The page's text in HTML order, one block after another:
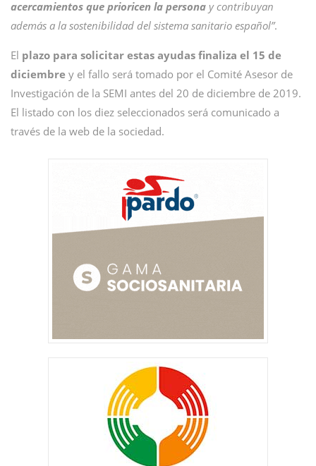
acercamientos que prioricen la persona y contribuyan
además a la sostenibilidad del sistema sanitario español”.
El plazo para solicitar estas ayudas finaliza el 15 de
diciembre y el fallo será tomado por el Comité Asesor de
Investigación de la SEMI antes del 20 de diciembre de 2019.
El listado con los diez seleccionados será comunicado a
través de la web de la sociedad.